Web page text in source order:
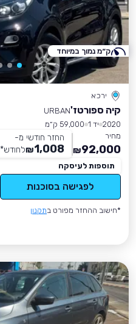
ירכא
קיה ספורטז'URBAN
2020 יד 1
59,000 ק״מ
מחיר
92,000
₪
החזר חודשי מ-
1,008
₪לחודש*
תוספות לעיסקה
לפגישה בסוכנות
*חישוב ההחזר מפורט בתקנון
ק״מ נמוך במיוחד